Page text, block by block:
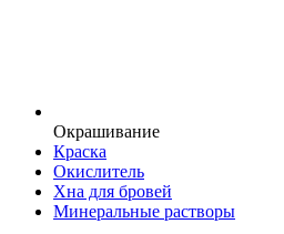
Окрашивание
Краска
Окислитель
Хна для бровей
Минеральные растворы